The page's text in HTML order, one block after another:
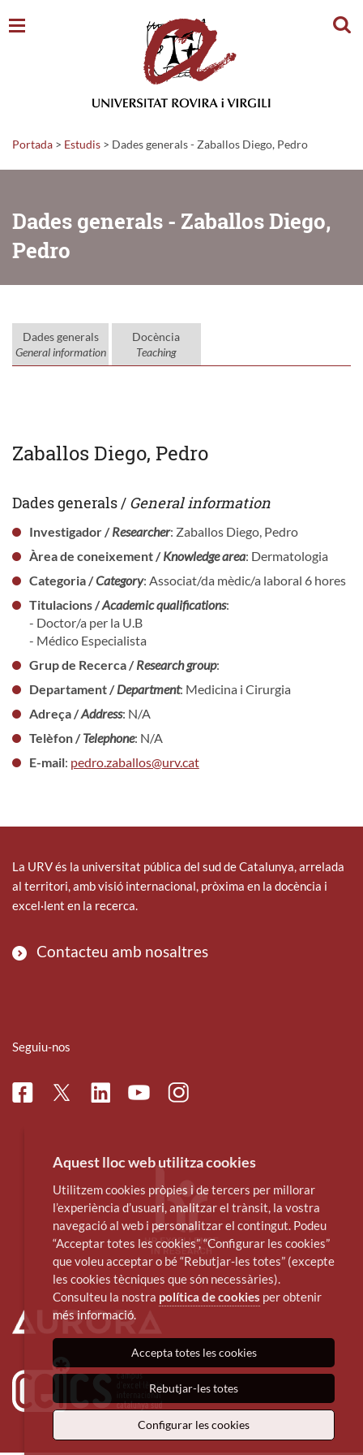
Portada > Estudis > Dades generals - Zaballos Diego, Pedro
Dades generals - Zaballos Diego,
Pedro
Dades generals
General information
Docència
Teaching
Zaballos Diego, Pedro
Dades generals / General information
Investigador /Researcher: Zaballos Diego, Pedro
Àrea de coneixement /Knowledge area: Dermatologia
Categoria /Category: Associat/da mèdic/a laboral 6 hores
Titulacions /Academic qualifications:
- Doctor/a per la U.B
- Médico Especialista
Grup de Recerca /Research group:
Departament /Department: Medicina i Cirurgia
Adreça /Address: N/A
Telèfon /Telephone: N/A
E-mail: pedro.zaballos@urv.cat
La URV és la universitat pública del sud de Catalunya, arrelada
al territori, amb visió internacional, pròxima en la docència i
excel·lent en la recerca.
Contacteu amb nosaltres
Seguiu-nos
FacebookTwitterLinkedinYoutubeInstagram
Aquest lloc web utilitza cookies
Utilitzem cookies pròpies i de tercers per millorar
l’experiència d’usuari, analitzar el trànsit, la vostra
navegació al web i personalitzar el contingut. Podeu
“Acceptar totes les cookies”, “Configurar les cookies”
que voleu acceptar o bé “Rebutjar-les totes” (excepte
les cookies tècniques que són necessàries).
Consulteu la nostra política de cookies per obtenir
més informació.
Accepta totes les cookies
Rebutjar-les totes
Configurar les cookies